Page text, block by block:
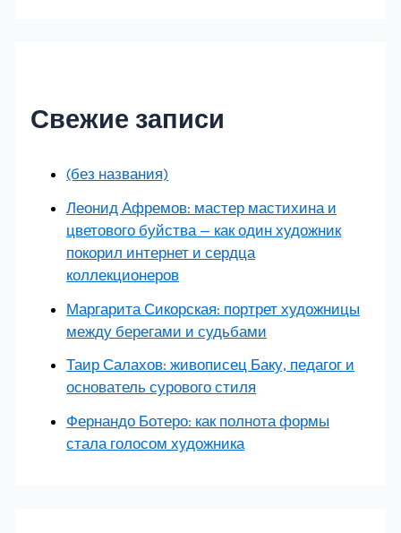
Свежие записи
(без названия)
Леонид Афремов: мастер мастихина и
цветового буйства — как один художник
покорил интернет и сердца
коллекционеров
Маргарита Сикорская: портрет художницы
между берегами и судьбами
Таир Салахов: живописец Баку, педагог и
основатель сурового стиля
Фернандо Ботеро: как полнота формы
стала голосом художника